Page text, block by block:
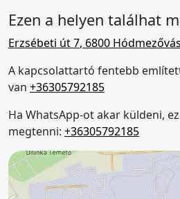
Ezen a helyen találhat
Erzsébeti út 7, 6800
A kapcsolattartó fentebb
van +36305792185
Ha WhatsApp-ot akar küldeni,
megtenni: +36305792185